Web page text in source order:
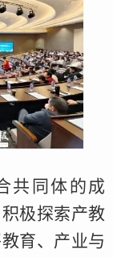
共同体的成
极探索产教
育、产业与